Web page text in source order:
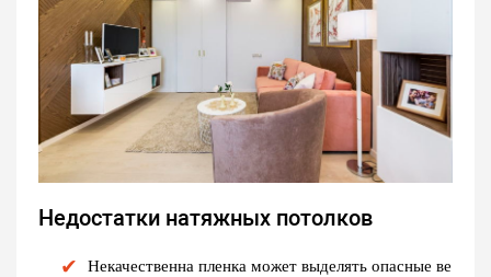
Недостатки натяжных потолков
Некачественна пленка может выделять опасные ве